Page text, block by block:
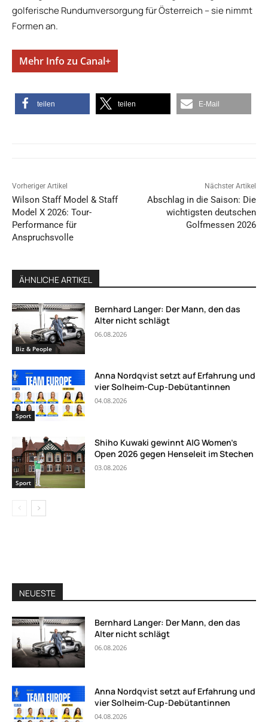
golferische Rundumversorgung für Österreich – sie nimmt
Formen an.
Mehr Info zu Canal+
teilen teilen E-Mail
Vorheriger Artikel
Wilson Staff Model & Staff
Model X 2026: Tour-
Performance für
Anspruchsvolle
Nächster Artikel
Abschlag in die Saison: Die
wichtigsten deutschen
Golfmessen 2026
ÄHNLICHE ARTIKEL
Biz & People
Bernhard Langer: Der Mann, den das
Alter nicht schlägt
06.08.2026
Sport
Anna Nordqvist setzt auf Erfahrung und
vier Solheim-Cup-Debütantinnen
04.08.2026
Sport
Shiho Kuwaki gewinnt AIG Women’s
Open 2026 gegen Henseleit im Stechen
03.08.2026
NEUESTE
Bernhard Langer: Der Mann, den das
Alter nicht schlägt
06.08.2026
Anna Nordqvist setzt auf Erfahrung und
vier Solheim-Cup-Debütantinnen
04.08.2026